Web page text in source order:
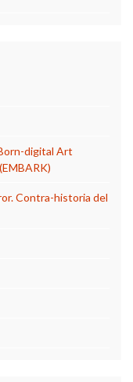
digital Art
Contra-historia del